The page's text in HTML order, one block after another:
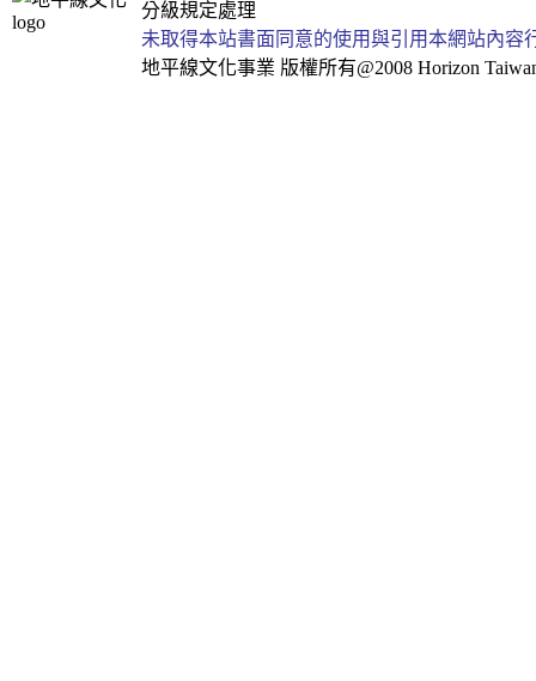
分級規定處理
未取得本站書面同意的使用與引用本網站內
地平線文化事業 版權所有@2008 Horizon